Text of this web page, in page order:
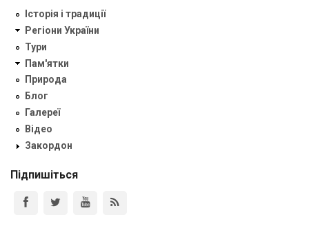
Історія і традиції
Регіони України
Тури
Пам'ятки
Природа
Блог
Галереї
Відео
Закордон
Підпишіться